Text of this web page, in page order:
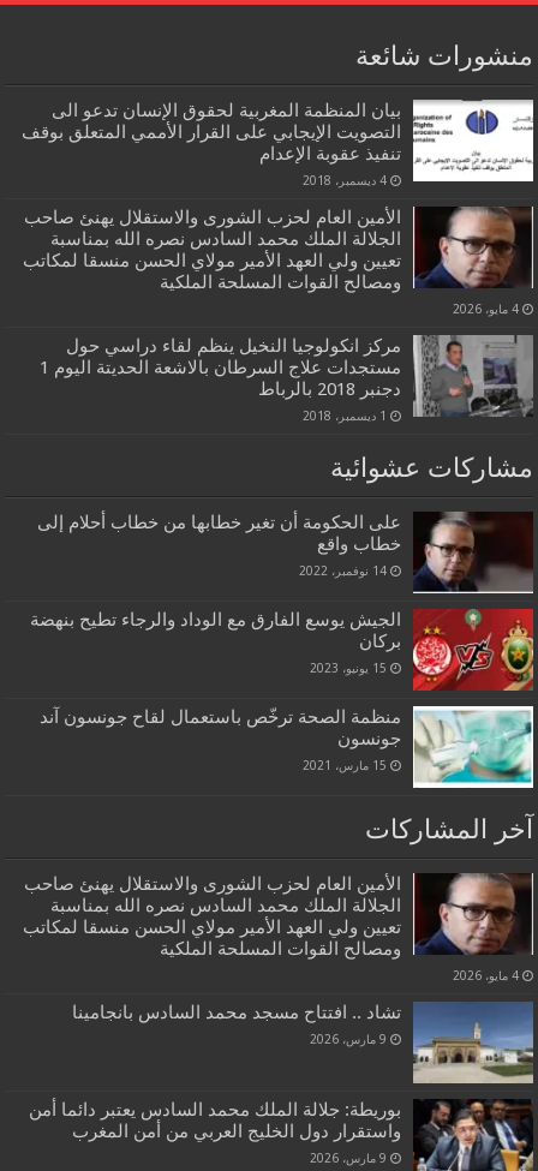
منشورات شائعة
بيان المنظمة المغربية لحقوق الإنسان تدعو الى
التصويت الإيجابي على القرار الأممي المتعلق بوقف
تنفيذ عقوبة الإعدام
4 ديسمبر، 2018
الأمين العام لحزب الشورى والاستقلال يهنئ صاحب
الجلالة الملك محمد السادس نصره الله بمناسبة
تعيين ولي العهد الأمير مولاي الحسن منسقا لمكاتب
ومصالح القوات المسلحة الملكية
4 مايو، 2026
مركز انكولوجيا النخيل ينظم لقاء دراسي حول
مستجدات علاج السرطان بالاشعة الحديتة اليوم 1
دجنبر 2018 بالرباط
1 ديسمبر، 2018
مشاركات عشوائية
على الحكومة أن تغير خطابها من خطاب أحلام إلى
خطاب واقع
14 نوفمبر، 2022
الجيش يوسع الفارق مع الوداد والرجاء تطيح بنهضة
بركان
15 يونيو، 2023
منظمة الصحة ترخّص باستعمال لقاح جونسون آند
جونسون
15 مارس، 2021
آخر المشاركات
الأمين العام لحزب الشورى والاستقلال يهنئ صاحب
الجلالة الملك محمد السادس نصره الله بمناسبة
تعيين ولي العهد الأمير مولاي الحسن منسقا لمكاتب
ومصالح القوات المسلحة الملكية
4 مايو، 2026
تشاد .. افتتاح مسجد محمد السادس بانجامينا
9 مارس، 2026
بوريطة: جلالة الملك محمد السادس يعتبر دائما أمن
واستقرار دول الخليج العربي من أمن المغرب
9 مارس، 2026